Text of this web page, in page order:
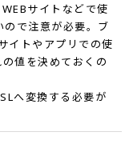
サイトなどで使
で注意が必要。ブ
イトやアプリでの使
値を決めておくの
へ変換する必要が